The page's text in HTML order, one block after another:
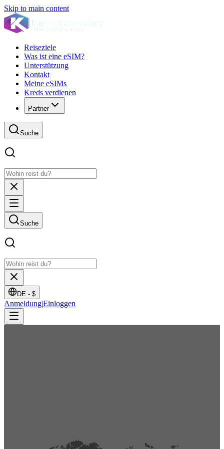
Skip to main content
Reiseziele
Was ist eine eSIM?
Unterstützung
Kontakt
Meine eSIMs
Kreds verdienen
Partner
Suche
Suche
DE - $
Anmeldung|Einloggen